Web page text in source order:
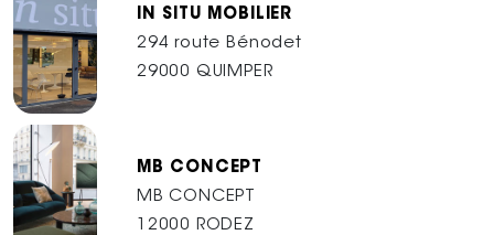
IN SITU MOBILIER
294 route Bénodet
29000 QUIMPER
MB CONCEPT
MB CONCEPT
12000 RODEZ